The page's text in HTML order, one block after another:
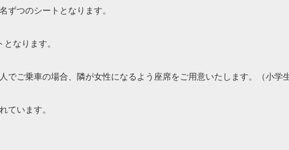
ずつのシートとなります。
なります。
でご乗車の場合、隣が女性になるよう座席をご用意いたします。（小学
ています。